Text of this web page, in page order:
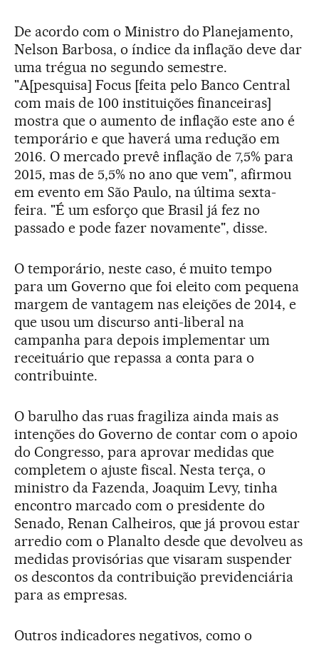
De acordo com o Ministro do Planejamento,
Nelson Barbosa, o índice da inflação deve dar
uma trégua no segundo semestre.
"A[pesquisa] Focus [feita pelo Banco Central
com mais de 100 instituições financeiras]
mostra que o aumento de inflação este ano é
temporário e que haverá uma redução em
2016. O mercado prevê inflação de 7,5% para
2015, mas de 5,5% no ano que vem", afirmou
em evento em São Paulo, na última sexta-
feira. "É um esforço que Brasil já fez no
passado e pode fazer novamente", disse.
O temporário, neste caso, é muito tempo
para um Governo que foi eleito com pequena
margem de vantagem nas eleições de 2014, e
que usou um discurso anti-liberal na
campanha para depois implementar um
receituário que repassa a conta para o
contribuinte.
O barulho das ruas fragiliza ainda mais as
intenções do Governo de contar com o apoio
do Congresso, para aprovar medidas que
completem o ajuste fiscal. Nesta terça, o
ministro da Fazenda, Joaquim Levy, tinha
encontro marcado com o presidente do
Senado, Renan Calheiros, que já provou estar
arredio com o Planalto desde que devolveu as
medidas provisórias que visaram suspender
os descontos da contribuição previdenciária
para as empresas.
Outros indicadores negativos, como o